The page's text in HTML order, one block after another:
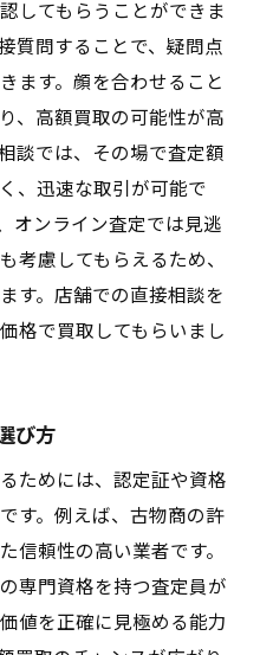
してもらうことができま
質問することで、疑問点
ます。顔を合わせること
、高額買取の可能性が高
談では、その場で査定額
、迅速な取引が可能で
オンライン査定では見逃
考慮してもらえるため、
す。店舗での直接相談を
格で買取してもらいまし
び方
ためには、認定証や資格
す。例えば、古物商の許
信頼性の高い業者です。
専門資格を持つ査定員が
値を正確に見極める能力